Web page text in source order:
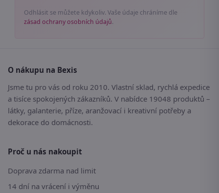
Odhlásit se můžete kdykoliv. Vaše údaje chráníme dle
zásad ochrany osobních údajů.
O nákupu na Bexis
Jsme tu pro vás od roku 2010. Vlastní sklad, rychlá expedice
a tisíce spokojených zákazníků. V nabídce 19048 produktů –
látky, galanterie, příze, aranžovací i kreativní potřeby a
dekorace do domácnosti.
Proč u nás nakoupit
Doprava zdarma nad limit
14 dní na vrácení i výměnu